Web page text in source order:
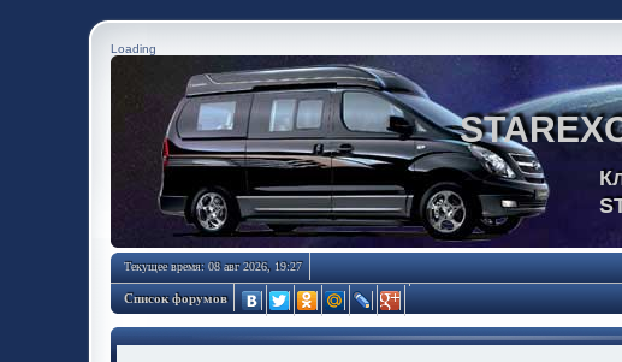
Loading
Текущее время: 08 авг 2026, 19:27
Список форумов